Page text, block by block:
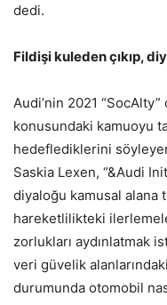
dedi.
Fildişi kuleden çıkıp,
Audi’nin 2021
konusundaki kamuoyu
hedeflediklerini
Saskia Lexen, “&Audi
diyaloğu kamusal alana
hareketlilikteki
zorlukları aydınlatmak
veri güvelik
durumunda otomobil